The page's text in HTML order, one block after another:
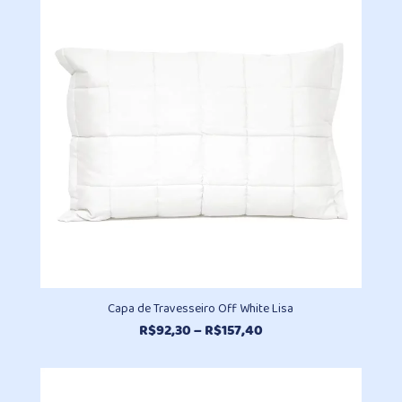
Capa de Travesseiro Off White Lisa
R$92,30–R$157,40Faixa
preço: